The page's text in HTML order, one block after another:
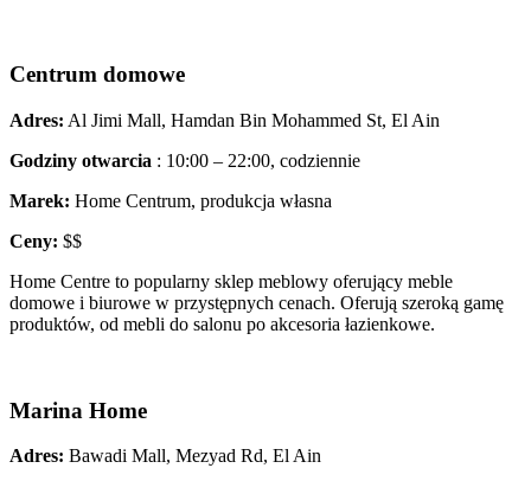
Centrum domowe
Adres: Al Jimi Mall, Hamdan Bin Mohammed St, El Ain
Godziny otwarcia : 10:00 – 22:00, codziennie
Marek: Home Centrum, produkcja własna
Ceny: $$
Home Centre to popularny sklep meblowy oferujący meble
domowe i biurowe w przystępnych cenach. Oferują szeroką gamę
produktów, od mebli do salonu po akcesoria łazienkowe.
Marina Home
Adres: Bawadi Mall, Mezyad Rd, El Ain